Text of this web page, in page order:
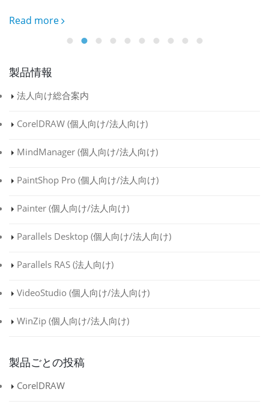
Read more
製品情報
法人向け総合案内
CorelDRAW (個人向け/法人向け)
MindManager (個人向け/法人向け)
PaintShop Pro (個人向け/法人向け)
Painter (個人向け/法人向け)
Parallels Desktop (個人向け/法人向け)
Parallels RAS (法人向け)
VideoStudio (個人向け/法人向け)
WinZip (個人向け/法人向け)
製品ごとの投稿
CorelDRAW